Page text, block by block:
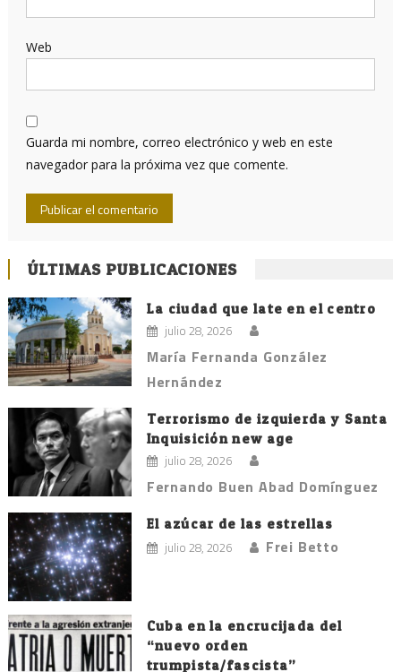
Web
Guarda mi nombre, correo electrónico y web en este
navegador para la próxima vez que comente.
ÚLTIMAS PUBLICACIONES
La ciudad que late en el centro
julio 28, 2026
María Fernanda González
Hernández
Terrorismo de izquierda y Santa
Inquisición new age
julio 28, 2026
Fernando Buen Abad Domínguez
El azúcar de las estrellas
julio 28, 2026 Frei Betto
Cuba en la encrucijada del
“nuevo orden
trumpista/fascista”